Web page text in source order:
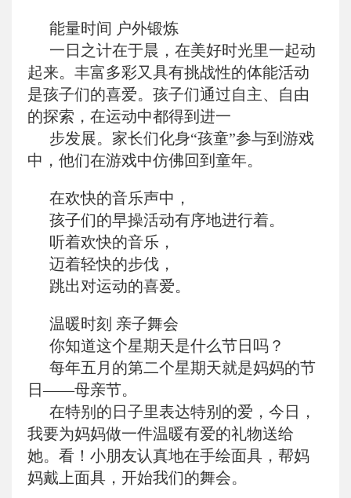
能量时间 户外锻炼
一日之计在于晨，在美好时光里一起动
起来。丰富多彩又具有挑战性的体能活动
是孩子们的喜爱。孩子们通过自主、自由
的探索，在运动中都得到进一
步发展。家长们化身“孩童”参与到游戏
中，他们在游戏中仿佛回到童年。
在欢快的音乐声中，
孩子们的早操活动有序地进行着。
听着欢快的音乐，
迈着轻快的步伐，
跳出对运动的喜爱。
温暖时刻 亲子舞会
你知道这个星期天是什么节日吗？
每年五月的第二个星期天就是妈妈的节
日——母亲节。
在特别的日子里表达特别的爱，今日，
我要为妈妈做一件温暖有爱的礼物送给
她。看！小朋友认真地在手绘面具，帮妈
妈戴上面具，开始我们的舞会。